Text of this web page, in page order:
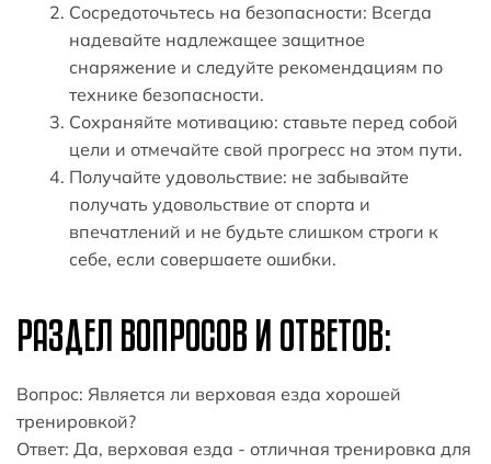
Сосредоточьтесь на безопасности: Всегда
надевайте надлежащее защитное
снаряжение и следуйте рекомендациям по
технике безопасности.
Сохраняйте мотивацию: ставьте перед собой
цели и отмечайте свой прогресс на этом пути.
Получайте удовольствие: не забывайте
получать удовольствие от спорта и
впечатлений и не будьте слишком строги к
себе, если совершаете ошибки.
РАЗДЕЛ ВОПРОСОВ И ОТВЕТОВ:
Вопрос: Является ли верховая езда хорошей
тренировкой?
Ответ: Да, верховая езда - отличная тренировка для